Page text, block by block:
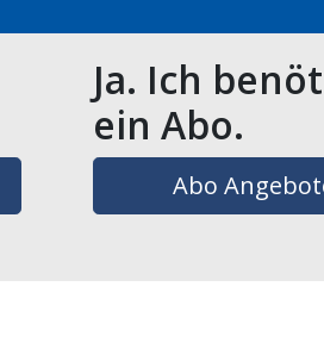
Ja. Ich
ein Abo.
Abo